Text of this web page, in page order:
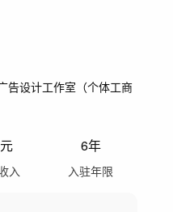
告设计工作室（个体工商
元
入
6年
入驻年限